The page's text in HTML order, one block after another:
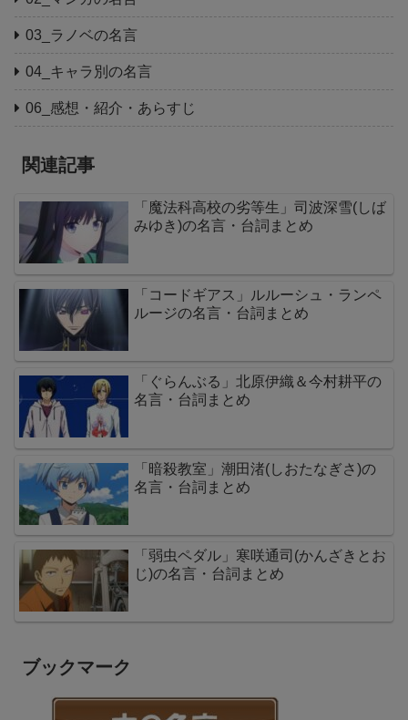
03_ラノベの名言
04_キャラ別の名言
06_感想・紹介・あらすじ
関連記事
「魔法科高校の劣等生」司波深雪(しば
みゆき)の名言・台詞まとめ
「コードギアス」ルルーシュ・ランペ
ルージの名言・台詞まとめ
「ぐらんぶる」北原伊織＆今村耕平の
名言・台詞まとめ
「暗殺教室」潮田渚(しおたなぎさ)の
名言・台詞まとめ
「弱虫ペダル」寒咲通司(かんざきとお
じ)の名言・台詞まとめ
ブックマーク